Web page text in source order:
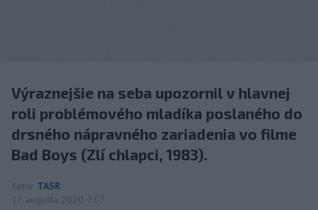
Výraznejšie na seba upozornil v hlavnej
roli problémového mladíka poslaného do
drsného nápravného zariadenia vo filme
Bad Boys (Zlí chlapci, 1983).
Autor TASR
17. augusta 2020 7:07